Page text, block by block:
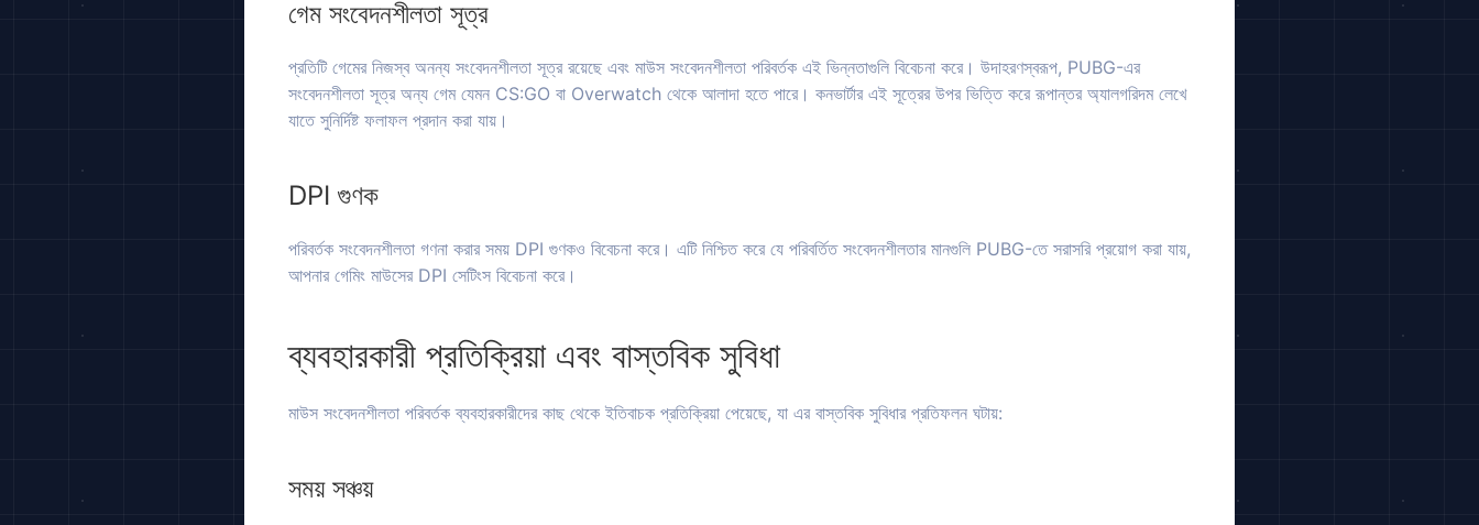
গেম সংবেদনশীলতা সূত্র
প্রতিটি গেমের নিজস্ব অনন্য সংবেদনশীলতা সূত্র রয়েছে এবং মাউস সংবেদনশীলতা পরিবর্তক এই ভিন্নতাগুলি বিবেচনা করে। উদাহরণস্বরূপ, PUBG-এর
সংবেদনশীলতা সূত্র অন্য গেম যেমন CS:GO বা Overwatch থেকে আলাদা হতে পারে। কনভার্টার এই সূত্রের উপর ভিত্তি করে রূপান্তর অ্যালগরিদম লেখে
যাতে সুনির্দিষ্ট ফলাফল প্রদান করা যায়।
DPI গুণক
পরিবর্তক সংবেদনশীলতা গণনা করার সময় DPI গুণকও বিবেচনা করে। এটি নিশ্চিত করে যে পরিবর্তিত সংবেদনশীলতার মানগুলি PUBG-তে সরাসরি প্রয়োগ করা যায়,
আপনার গেমিং মাউসের DPI সেটিংস বিবেচনা করে।
ব্যবহারকারী প্রতিক্রিয়া এবং বাস্তবিক সুবিধা
মাউস সংবেদনশীলতা পরিবর্তক ব্যবহারকারীদের কাছ থেকে ইতিবাচক প্রতিক্রিয়া পেয়েছে, যা এর বাস্তবিক সুবিধার প্রতিফলন ঘটায়:
সময় সঞ্চয়